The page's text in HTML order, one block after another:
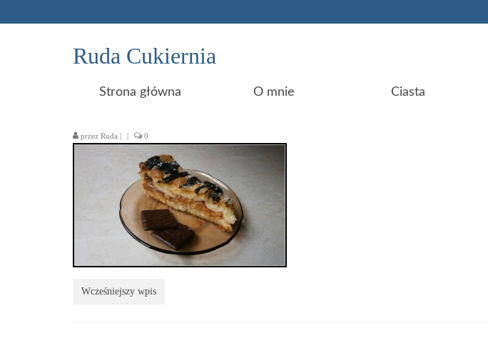
Ruda Cukiernia
Strona główna O mnie Ciasta
przez Ruda | | 0
Wcześniejszy wpis